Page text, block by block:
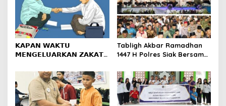
p
o
s
𝗞𝗔𝗣𝗔𝗡 𝗪𝗔𝗞𝗧𝗨
𝗠𝗘𝗡𝗚𝗘𝗟𝗨𝗔𝗥𝗞𝗔𝗡 𝗭𝗔𝗞𝗔𝗧
Tabligh Akbar Ramadhan
1447 H Polres Siak Bersama
Masyarakat Tumpah Ruah